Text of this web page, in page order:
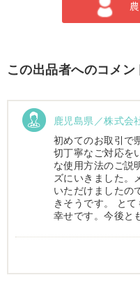
この出品者へのコメン
鹿児島県／株式会
初めてのお取引で
切丁寧なご対応を
な使用方法のご説
ズにいきました。
いただけましたの
きそうです。 と
幸せです。今後と